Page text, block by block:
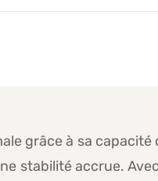
grâce à sa capacité
stabilité accrue.